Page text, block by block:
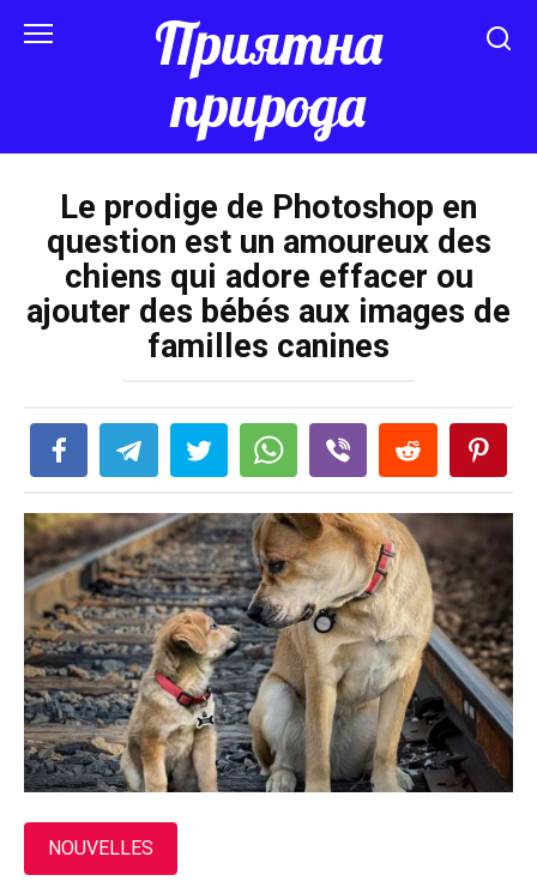
Приятна
природа
Le prodige de Photoshop en
question est un amoureux des
chiens qui adore effacer ou
ajouter des bébés aux images de
familles canines
NOUVELLES